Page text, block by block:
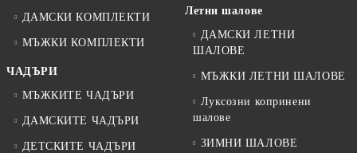
ДАМСКИ КОМПЛЕКТИ
МЪЖКИ КОМПЛЕКТИ
ЧАДЪРИ
МЪЖКИТЕ ЧАДЪРИ
ДАМСКИТЕ ЧАДЪРИ
ДЕТСКИТЕ ЧАДЪРИ
Летни шалове
ДАМСКИ ЛЕТНИ
ШАЛОВЕ
МЪЖКИ ЛЕТНИ ШАЛОВЕ
Луксозни копринени
шалове
ЗИМНИ ШАЛОВЕ